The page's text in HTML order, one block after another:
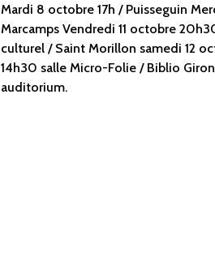
Mardi 8 octobre 17h / Puisseguin
Marcamps Vendredi 11 octobre
culturel / Saint Morillon samedi 12
14h30 salle Micro-Folie / Biblio
auditorium.